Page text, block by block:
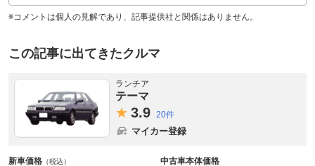
※コメントは個人の見解であり、記事提供社と関係はありません。
この記事に出てきたクルマ
ランチア
テーマ
3.9 20件
マイカー登録
新車価格 （税込） 中古車本体価格